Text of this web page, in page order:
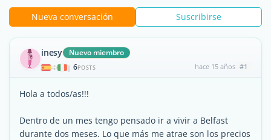
Nueva conversación Suscribirse
inesy Nuevo miembro
| 6POSTS hace 15 años #1
Hola a todos/as!!!
Dentro de un mes tengo pensado ir a vivir a Belfast
durante dos meses. Lo que más me atrae son los precios